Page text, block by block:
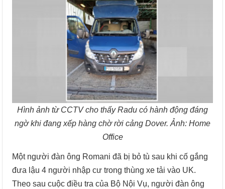
Hình ảnh từ CCTV cho thấy Radu có hành động đáng
ngờ khi đang xếp hàng chờ rời cảng Dover. Ảnh: Home
Office
Một người đàn ông Romani đã bị bỏ tù sau khi cố gắng
đưa lậu 4 người nhập cư trong thùng xe tải vào UK.
Theo sau cuộc điều tra của Bộ Nội Vụ, người đàn ông